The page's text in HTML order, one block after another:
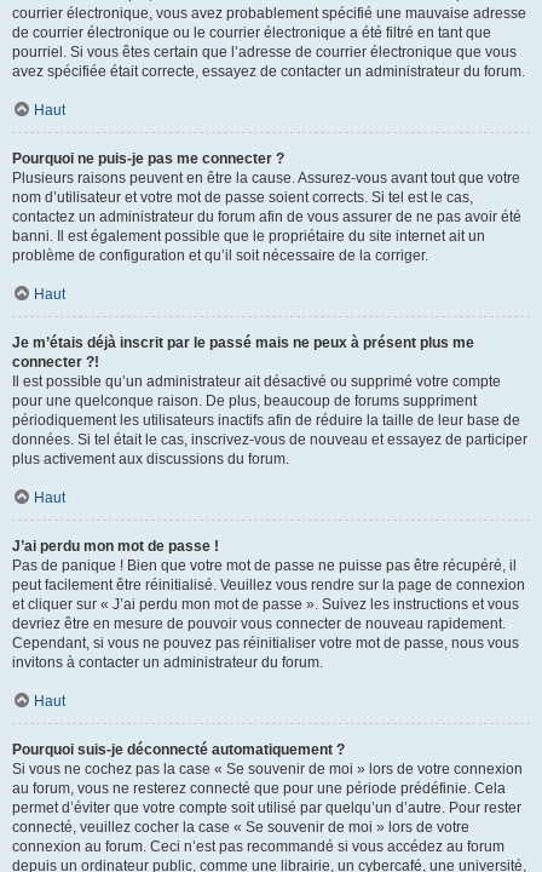
courrier électronique, vous avez probablement spécifié une mauvaise adresse
de courrier électronique ou le courrier électronique a été filtré en tant que
pourriel. Si vous êtes certain que l’adresse de courrier électronique que vous
avez spécifiée était correcte, essayez de contacter un administrateur du forum.
Haut
Pourquoi ne puis-je pas me connecter ?
Plusieurs raisons peuvent en être la cause. Assurez-vous avant tout que votre
nom d’utilisateur et votre mot de passe soient corrects. Si tel est le cas,
contactez un administrateur du forum afin de vous assurer de ne pas avoir été
banni. Il est également possible que le propriétaire du site internet ait un
problème de configuration et qu’il soit nécessaire de la corriger.
Haut
Je m’étais déjà inscrit par le passé mais ne peux à présent plus me
connecter ?!
Il est possible qu’un administrateur ait désactivé ou supprimé votre compte
pour une quelconque raison. De plus, beaucoup de forums suppriment
périodiquement les utilisateurs inactifs afin de réduire la taille de leur base de
données. Si tel était le cas, inscrivez-vous de nouveau et essayez de participer
plus activement aux discussions du forum.
Haut
J’ai perdu mon mot de passe !
Pas de panique ! Bien que votre mot de passe ne puisse pas être récupéré, il
peut facilement être réinitialisé. Veuillez vous rendre sur la page de connexion
et cliquer sur « J’ai perdu mon mot de passe ». Suivez les instructions et vous
devriez être en mesure de pouvoir vous connecter de nouveau rapidement.
Cependant, si vous ne pouvez pas réinitialiser votre mot de passe, nous vous
invitons à contacter un administrateur du forum.
Haut
Pourquoi suis-je déconnecté automatiquement ?
Si vous ne cochez pas la case « Se souvenir de moi » lors de votre connexion
au forum, vous ne resterez connecté que pour une période prédéfinie. Cela
permet d’éviter que votre compte soit utilisé par quelqu’un d’autre. Pour rester
connecté, veuillez cocher la case « Se souvenir de moi » lors de votre
connexion au forum. Ceci n’est pas recommandé si vous accédez au forum
depuis un ordinateur public, comme une librairie, un cybercafé, une université,